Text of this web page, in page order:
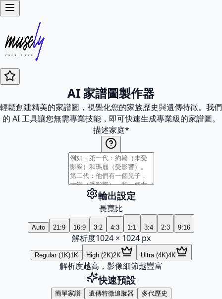
AI 家譜圖製作器
輕鬆創建精美的家譜圖，視覺化您的家族歷史與遺傳特徵。我們
的 AI 工具讓您無需專業技能，即可快速生成專業級的家譜圖。
描述家庭*
輸出設定
長寬比
Auto 21:9 16:9 3:2 4:3 1:1 3:4 2:3 9:16
解析度1024× 1024px
Regular (1K)1K High (2K)2K Ultra (4K)4K
解析度越高，影像細節越豐富
快速預設
簡單家譜 遺傳特徵追蹤器 多代歷史